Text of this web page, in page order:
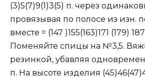
(3)5(7)9(1)3(5) п. через
провязывая по полосе из изн.
вместе = (147 )155(163)171 (179)
Поменяйте спицы на №3,5.
резинкой, убавляя
п. На высоте изделия